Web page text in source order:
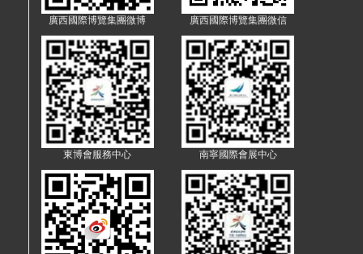
廣西國際博覽集團微博 廣西國際博覽集團微信
東博會服務中心 南寧國際會展中心